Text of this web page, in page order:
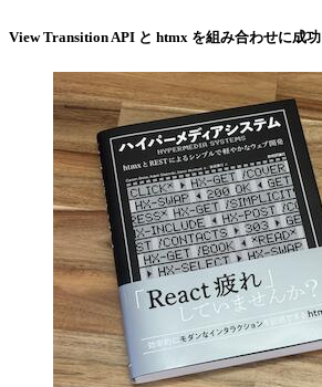
View Transition API と htmx を組み合わせに成功